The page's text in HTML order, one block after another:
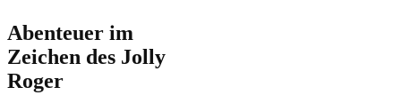
Abenteuer im
Zeichen des Jolly
Roger